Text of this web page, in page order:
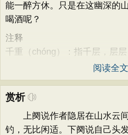
能一醉方休。只是在这幽深的
喝酒呢？
注释
千重（chóng）：指千层，层层
阅读全
赏析
上阕说作者隐居在山水云间
钓，无比闲适。下阕说自己头